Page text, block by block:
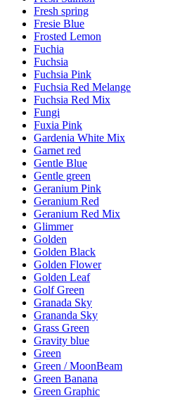
Fresh spring
Fresie Blue
Frosted Lemon
Fuchia
Fuchsia
Fuchsia Pink
Fuchsia Red Melange
Fuchsia Red Mix
Fungi
Fuxia Pink
Gardenia White Mix
Garnet red
Gentle Blue
Gentle green
Geranium Pink
Geranium Red
Geranium Red Mix
Glimmer
Golden
Golden Black
Golden Flower
Golden Leaf
Golf Green
Granada Sky
Grananda Sky
Grass Green
Gravity blue
Green
Green / MoonBeam
Green Banana
Green Graphic